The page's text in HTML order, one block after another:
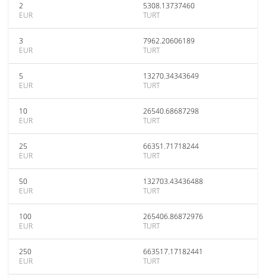
2
EUR
5308.13737460
TURT
3
EUR
7962.20606189
TURT
5
EUR
13270.34343649
TURT
10
EUR
26540.68687298
TURT
25
EUR
66351.71718244
TURT
50
EUR
132703.43436488
TURT
100
EUR
265406.86872976
TURT
250
EUR
663517.17182441
TURT